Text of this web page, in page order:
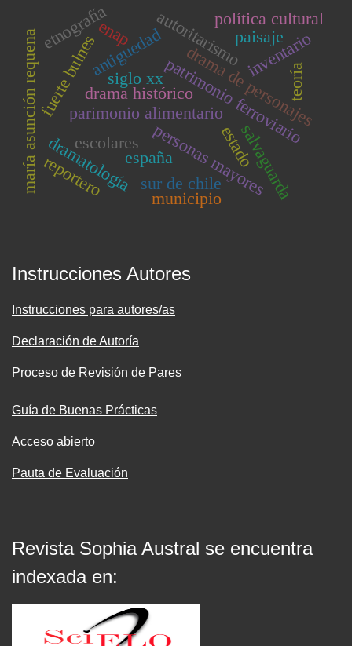
escolares
parimonio alimentariopatrimonio ferroviario
dramatología
drama de personajes
drama histórico
maría asunción requenafuerte bulnes
personas mayores
salvaguarda
antiguedad inventario
estado
autoritarismopolítica cultural
siglo xx
españa
etnografía paisaje
enap
sur de chile
reportero
teoría
municipio
Instrucciones Autores
Instrucciones para autores/as
Declaración de Autoría
Proceso de Revisión de Pares
Guía de Buenas Prácticas
Acceso abierto
Pauta de Evaluación
Revista Sophia Austral se encuentra
indexada en: